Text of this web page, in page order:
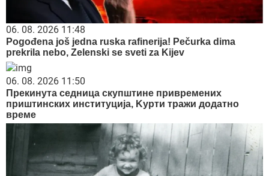
06. 08. 2026 11:48
Pogođena još jedna ruska rafinerija! Pečurka dima
prekrila nebo, Zelenski se sveti za Kijev
06. 08. 2026 11:50
Прекинута седница скупштине привремених
приштинских институција, Kурти тражи додатно
време